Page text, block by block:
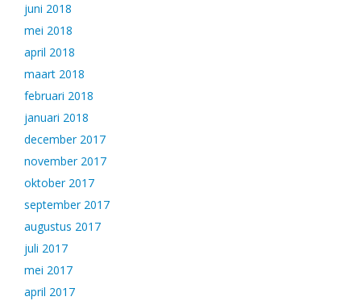
juni 2018
mei 2018
april 2018
maart 2018
februari 2018
januari 2018
december 2017
november 2017
oktober 2017
september 2017
augustus 2017
juli 2017
mei 2017
april 2017